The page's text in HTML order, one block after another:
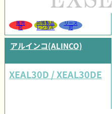
販売
可
同等製品
レンタル
リース
可
アルインコ(ALINCO)
XEAL30D / XEAL30DE